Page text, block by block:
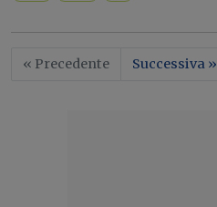
« Precedente Successiva »